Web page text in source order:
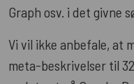
Graph osv. i det givne
Vi vil ikke anbefale, at
meta-beskrivelser til